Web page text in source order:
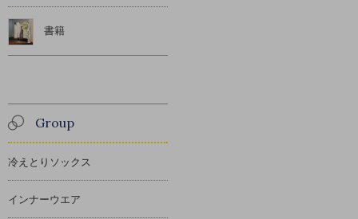
書籍
Group
冷えとりソックス
インナーウエア